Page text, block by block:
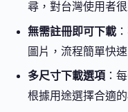
尋，對台灣使用者
無需註冊即可下載
圖片，流程簡單快速
多尺寸下載選項 ：
根據用途選擇合適